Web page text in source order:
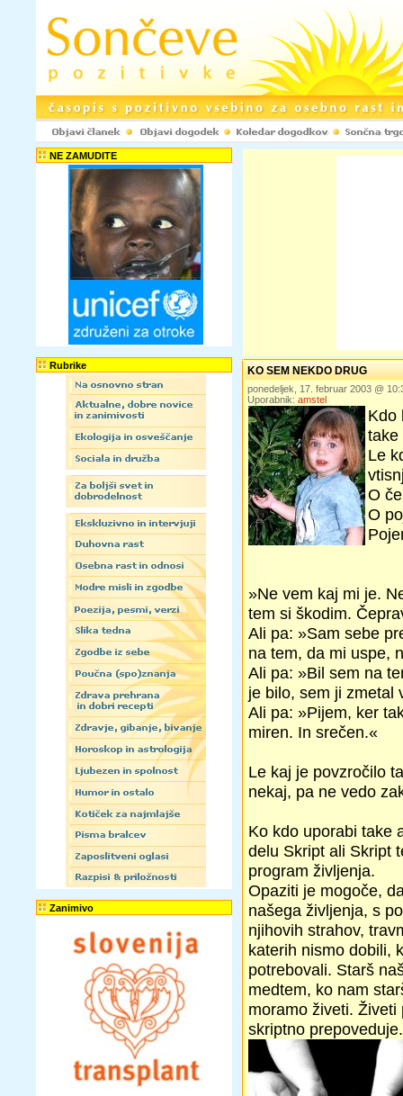
NE ZAMUDITE
Rubrike
Zanimivo
KO SEM NEKDO DRUG
ponedeljek, 17. februar 2003 @
Uporabnik: amstel
Kdo
take
Le
O
O
»Ne vem kaj mi je.
tem si škodim.
Ali pa: »Sam sebe
na tem, da mi uspe,
Ali pa: »Bil sem na
je bilo, sem ji zmetal
Ali pa: »Pijem, ker
miren. In srečen.«
Le kaj je povzročilo
nekaj, pa ne vedo
Ko kdo uporabi take
delu Skript ali Skript
program življenja.
Opaziti je mogoče,
našega življenja, s
njihovih strahov,
katerih nismo dobili,
potrebovali. Starš
medtem, ko nam
moramo živeti.
skriptno